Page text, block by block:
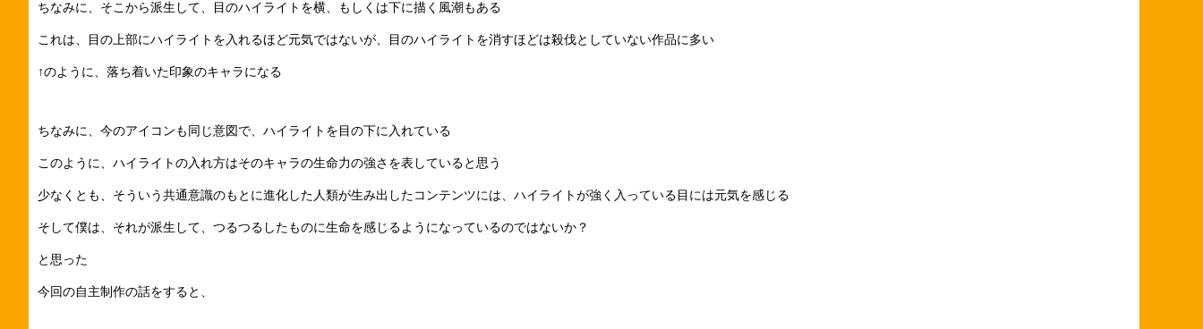
ちなみに、そこから派生して、目のハイライトを横、もしくは下に描く風潮もある
これは、目の上部にハイライトを入れるほど元気ではないが、目のハイライトを消すほどは殺伐としていない作品に多い
↑のように、落ち着いた印象のキャラになる
ちなみに、今のアイコンも同じ意図で、ハイライトを目の下に入れている
このように、ハイライトの入れ方はそのキャラの生命力の強さを表していると思う
少なくとも、そういう共通意識のもとに進化した人類が生み出したコンテンツには、ハイライトが強く入っている目には元気を感じる
そして僕は、それが派生して、つるつるしたものに生命を感じるようになっているのではないか？
と思った
今回の自主制作の話をすると、